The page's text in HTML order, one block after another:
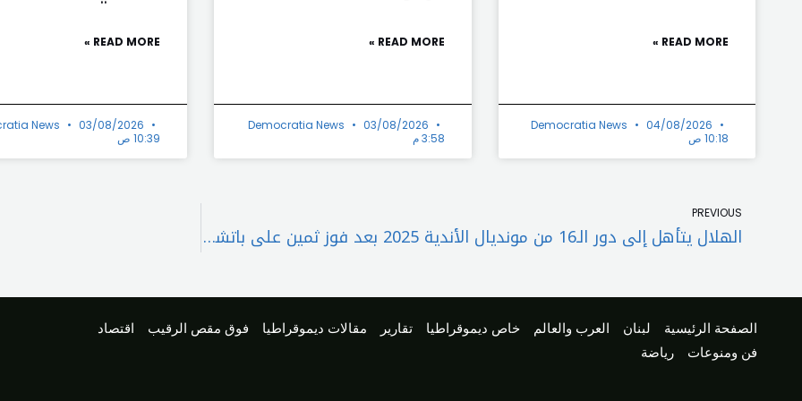
READ MORE »
Democratia News
04/08/2026
10:18 ص
READ MORE »
Democratia News
03/08/2026
3:58 م
READ MORE »
News
03/08/2026
10:39 ص
PREVIOUS
الهلال يتأهل إلى دور الـ16 من مونديال الأندية 2025 بعد فوز ثمين على باتشوكا
الصفحة الرئيسية لبنان العرب والعالم خاص ديموقراطيا تقارير مقالات ديموقراطيا فوق مقص الرقيب
اقتصاد
فن ومنوعات
رياضة